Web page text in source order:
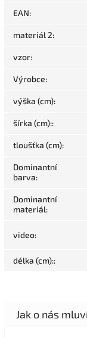
EAN:
materiál 2:
vzor:
Výrobce:
výška (cm):
šírka (cm)::
tloušťka (cm):
Dominantní
barva:
Dominantní
materiál:
video:
délka (cm)::